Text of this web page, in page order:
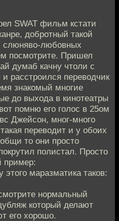
SWAT фильм кстати
добротный такой
слюняво-любовных
посмотрите. Пришел
думаб качну чтоли с
расстроился переводчик
знакомый многие
до выхода в кинотеатры
помню его голос в 25ом
Джейсон, мног-много
переводит и у обоих
то они просто
полистал. Просто
пример:
маразматика таков:
нормальный
который делают
его хорошо.